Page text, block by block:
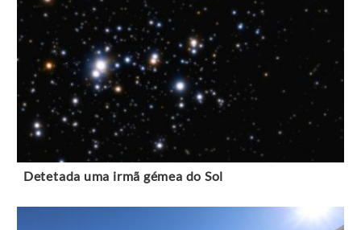
Detetada uma irmã gémea do Sol